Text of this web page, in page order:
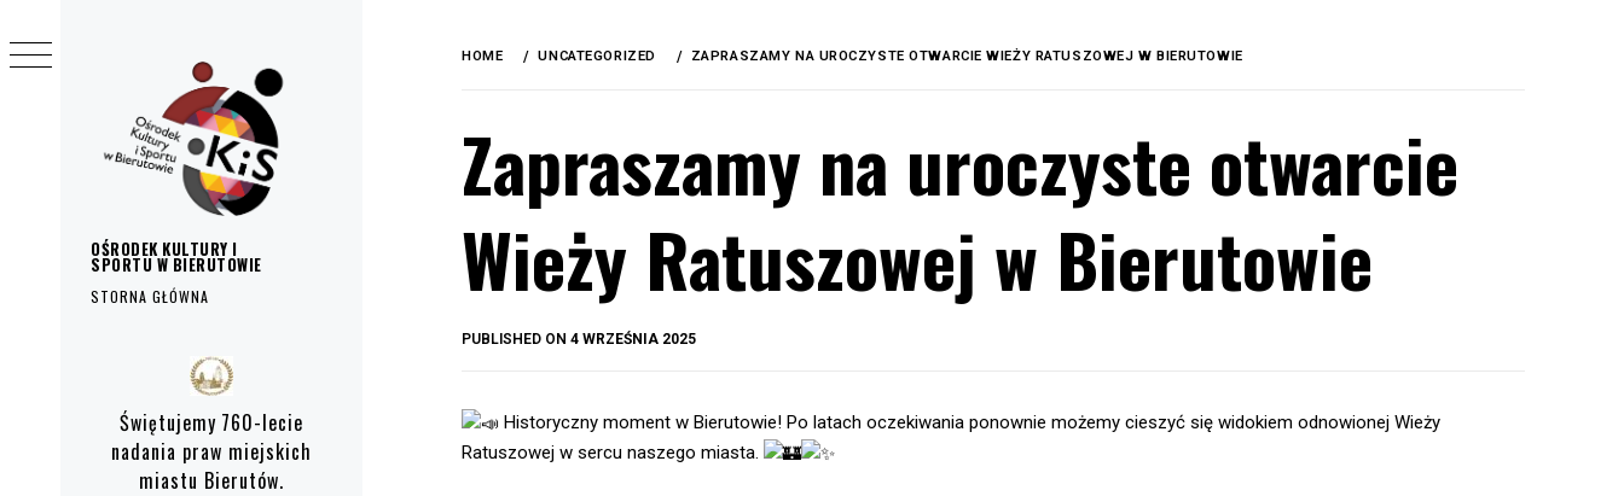
OŚRODEK KULTURY I
SPORTU W BIERUTOWIE
STORNA GŁÓWNA
Świętujemy 760-lecie
nadania praw miejskich
miastu Bierutów.
HOME UNCATEGORIZED ZAPRASZAMY NA UROCZYSTE OTWARCIE WIEŻY RATUSZOWEJ W BIERUTOWIE
Zapraszamy na uroczyste otwarcie
Wieży Ratuszowej w Bierutowie
PUBLISHED ON4 WRZEŚNIA 2025
Historyczny moment w Bierutowie! Po latach oczekiwania ponownie możemy cieszyć się widokiem odnowionej Wieży
Ratuszowej w sercu naszego miasta.